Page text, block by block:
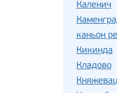
Каленич
каньон
Кикинда
Кладово